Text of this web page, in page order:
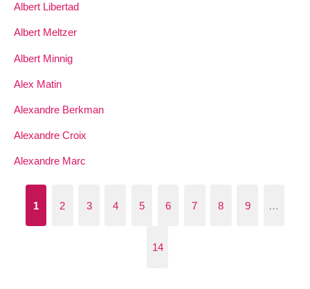
Albert Libertad
Albert Meltzer
Albert Minnig
Alex Matin
Alexandre Berkman
Alexandre Croix
Alexandre Marc
1 2 3 4 5 6 7 8 9 …
14